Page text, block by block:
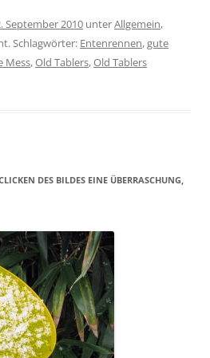
September 2010 unterAllgemein,
Schlagwörter: Entenrennen,gute
Mess,Old Tablers,Old Tablers
DES BILDES EINE ÜBERRASCHUNG,